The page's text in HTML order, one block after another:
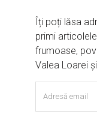
Îți poți lăsa
primi
frumoase,
Valea Loarei
email